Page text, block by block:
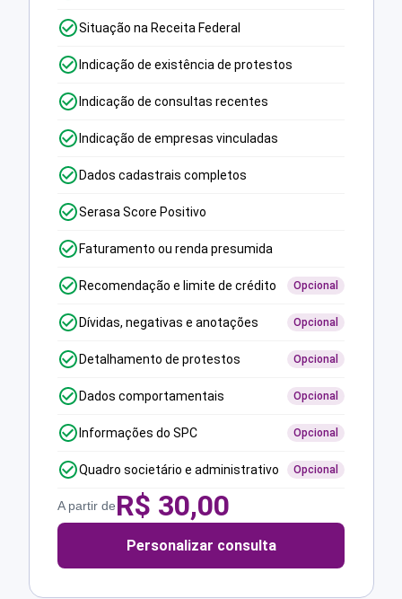
Situação na Receita Federal
Indicação de existência de protestos
Indicação de consultas recentes
Indicação de empresas vinculadas
Dados cadastrais completos
Serasa Score Positivo
Faturamento ou renda presumida
Recomendação e limite de crédito Opcional
Dívidas, negativas e anotações Opcional
Detalhamento de protestos Opcional
Dados comportamentais Opcional
Informações do SPC Opcional
Quadro societário e administrativo Opcional
A partir deR$ 30,00
Personalizar consulta